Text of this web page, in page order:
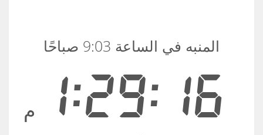
1:29:16 م
المنبه في الساعة 9:03 صباحًا